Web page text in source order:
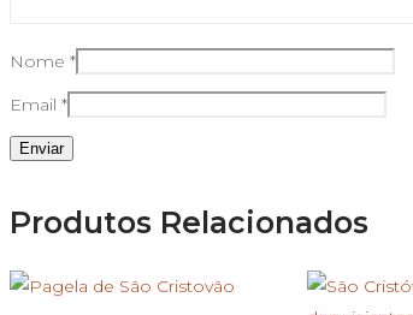
Nome *
Email *
Produtos Relacionados